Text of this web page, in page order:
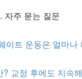
자주 묻는 질문
이트 운동은 얼마나
교정 후에도 지속